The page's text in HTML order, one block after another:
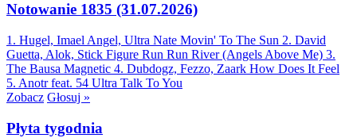
Notowanie 1835 (31.07.2026)
1. Hugel, Imael Angel, Ultra Nate Movin' To The Sun 2. David
Guetta, Alok, Stick Figure Run Run River (Angels Above Me) 3.
The Bausa Magnetic 4. Dubdogz, Fezzo, Zaark How Does It Feel
5. Anotr feat. 54 Ultra Talk To You
Zobacz Głosuj »
Płyta tygodnia